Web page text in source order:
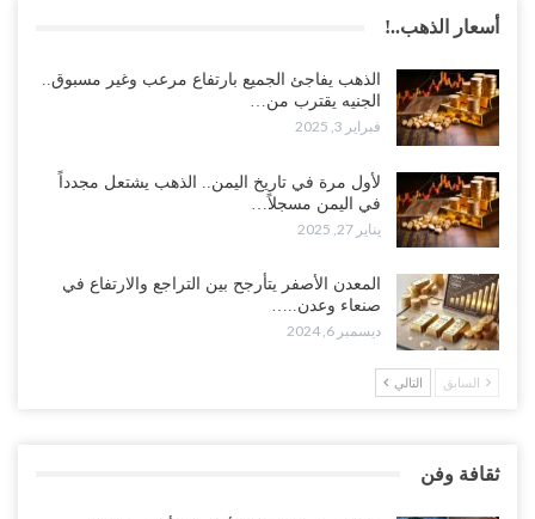
أسعار الذهب..!
الذهب يفاجئ الجميع بارتفاع مرعب وغير مسبوق..
الجنيه يقترب من…
فبراير 3, 2025
لأول مرة في تاريخ اليمن.. الذهب يشتعل مجدداً
في اليمن مسجلاً…
يناير 27, 2025
المعدن الأصفر يتأرجح بين التراجع والارتفاع في
صنعاء وعدن..…
ديسمبر 6, 2024
السابق التالي
ثقافة وفن